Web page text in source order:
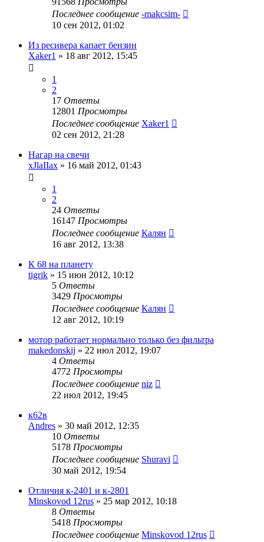
Последнее сообщение -makcsim-
10 сен 2012, 01:02
Из ресивера капает бензин
Xaker1 » 18 авг 2012, 15:45
1
2
17 Ответы
12801 Просмотры
Последнее сообщение Xaker1
02 сен 2012, 21:28
Нагар на свечи
xJlaIIax » 16 май 2012, 01:43
1
2
24 Ответы
16147 Просмотры
Последнее сообщение Калян
16 авг 2012, 13:38
К 68 на планету
tigrik » 15 июн 2012, 10:12
5 Ответы
3429 Просмотры
Последнее сообщение Калян
12 авг 2012, 10:19
мотор работает нормально только без фильтра
makedonskij » 22 июл 2012, 19:07
4 Ответы
4772 Просмотры
Последнее сообщение niz
22 июл 2012, 19:45
к62в
Andres » 30 май 2012, 12:35
10 Ответы
5178 Просмотры
Последнее сообщение Shuravi
30 май 2012, 19:54
Отличия к-2401 и к-2801
Minskovod 12rus » 25 мар 2012, 10:18
8 Ответы
5418 Просмотры
Последнее сообщение Minskovod 12rus